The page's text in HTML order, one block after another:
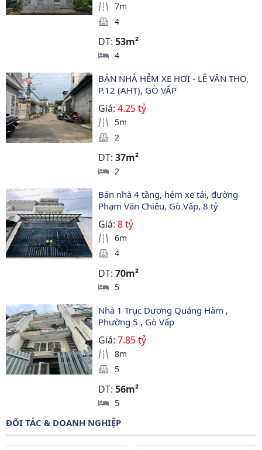
7m
4
DT:53m²
4
BÁN NHÀ HẺM XE HƠI - LÊ VĂN THỌ,
P.12 (AHT), GÒ VẤP
Giá:4.25 tỷ
5m
2
DT:37m²
2
Bán nhà 4 tầng, hẻm xe tải, đường
Phạm Văn Chiêu, Gò Vấp, 8 tỷ
Giá:8 tỷ
6m
4
DT:70m²
5
Nhà 1 Trục Dương Quảng Hàm ,
Phường 5 , Gò Vấp
Giá:7.85 tỷ
8m
5
DT:56m²
5
ĐỐI TÁC & DOANH NGHIỆP